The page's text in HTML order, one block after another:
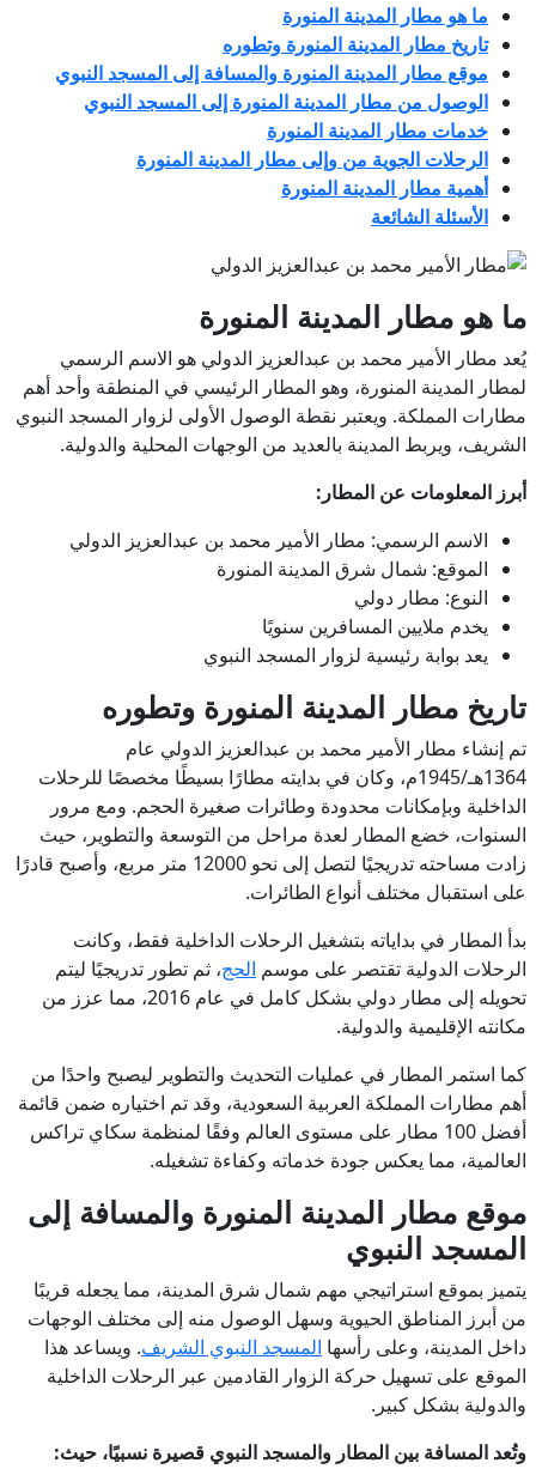
ما هو مطار المدينة المنورة
تاريخ مطار المدينة المنورة وتطوره
موقع مطار المدينة المنورة والمسافة إلى المسجد النبوي
الوصول من مطار المدينة المنورة إلى المسجد النبوي
خدمات مطار المدينة المنورة
الرحلات الجوية من وإلى مطار المدينة المنورة
أهمية مطار المدينة المنورة
الأسئلة الشائعة
ما هو مطار المدينة المنورة
يُعد مطار الأمير محمد بن عبدالعزيز الدولي هو الاسم الرسمي
لمطار المدينة المنورة، وهو المطار الرئيسي في المنطقة وأحد أهم
مطارات المملكة. ويعتبر نقطة الوصول الأولى لزوار المسجد النبوي
الشريف، ويربط المدينة بالعديد من الوجهات المحلية والدولية.
أبرز المعلومات عن المطار:
الاسم الرسمي: مطار الأمير محمد بن عبدالعزيز الدولي
الموقع: شمال شرق المدينة المنورة
النوع: مطار دولي
يخدم ملايين المسافرين سنويًا
يعد بوابة رئيسية لزوار المسجد النبوي
تاريخ مطار المدينة المنورة وتطوره
تم إنشاء مطار الأمير محمد بن عبدالعزيز الدولي عام
1364هـ/1945م، وكان في بدايته مطارًا بسيطًا مخصصًا للرحلات
الداخلية وبإمكانات محدودة وطائرات صغيرة الحجم. ومع مرور
السنوات، خضع المطار لعدة مراحل من التوسعة والتطوير، حيث
زادت مساحته تدريجيًا لتصل إلى نحو 12000 متر مربع، وأصبح قادرًا
على استقبال مختلف أنواع الطائرات.
بدأ المطار في بداياته بتشغيل الرحلات الداخلية فقط، وكانت
الرحلات الدولية تقتصر على موسم الحج، ثم تطور تدريجيًا ليتم
تحويله إلى مطار دولي بشكل كامل في عام 2016، مما عزز من
مكانته الإقليمية والدولية.
كما استمر المطار في عمليات التحديث والتطوير ليصبح واحدًا من
أهم مطارات المملكة العربية السعودية، وقد تم اختياره ضمن قائمة
أفضل 100 مطار على مستوى العالم وفقًا لمنظمة سكاي تراكس
العالمية، مما يعكس جودة خدماته وكفاءة تشغيله.
موقع مطار المدينة المنورة والمسافة إلى
المسجد النبوي
يتميز بموقع استراتيجي مهم شمال شرق المدينة، مما يجعله قريبًا
من أبرز المناطق الحيوية وسهل الوصول منه إلى مختلف الوجهات
داخل المدينة، وعلى رأسها المسجد النبوي الشريف. ويساعد هذا
الموقع على تسهيل حركة الزوار القادمين عبر الرحلات الداخلية
والدولية بشكل كبير.
وتُعد المسافة بين المطار والمسجد النبوي قصيرة نسبيًا، حيث: